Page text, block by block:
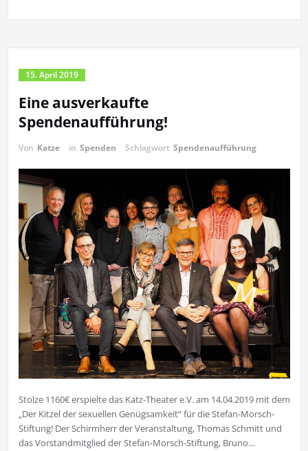
15. April 2019
Eine ausverkaufte
Spendenaufführung!
Von Katze in Spenden Schlagwort Spendenaufführung
Stolze 1160€ erspielte das Katz-Theater e.V. am 14.04.2019 mit dem
„Der Kitzel der sexuellen Genügsamkeit“ für die Stefan-Morsch-
Stiftung! Der Schirmherr der Veranstaltung, Thomas Schmitt und
das Vorstandmitglied der Stefan-Morsch-Stiftung, Bruno…